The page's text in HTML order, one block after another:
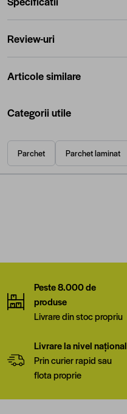
Review-uri
Articole similare
Categorii utile
Parchet Parchet laminat
Peste 8.000 de
produse
Livrare din stoc propriu
Livrare la nivel național
Prin curier rapid sau
flota proprie